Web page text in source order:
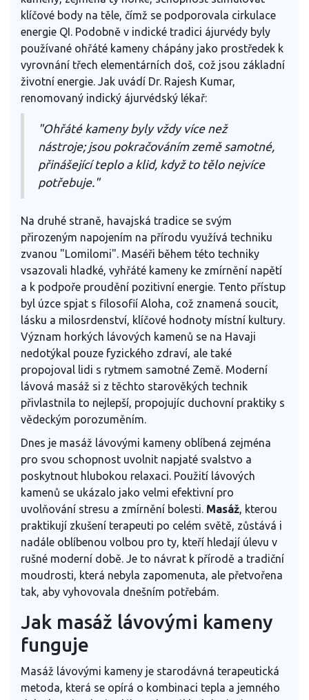
klíčové body na těle, čímž se podporovala cirkulace
energie QI. Podobně v indické tradici ájurvédy byly
používané ohřáté kameny chápány jako prostředek k
vyrovnání třech elementárních doš, což jsou základní
životní energie. Jak uvádí Dr. Rajesh Kumar,
renomovaný indický ájurvédský lékař:
"Ohřáté kameny byly vždy více než
nástroje; jsou pokračováním země samotné,
přinášející teplo a klid, když to tělo nejvíce
potřebuje."
Na druhé straně, havajská tradice se svým
přirozeným napojením na přírodu využívá techniku
zvanou "Lomilomi". Maséři během této techniky
vsazovali hladké, vyhřáté kameny ke zmírnění napětí
a k podpoře proudění pozitivní energie. Tento přístup
byl úzce spjat s filosofií Aloha, což znamená soucit,
lásku a milosrdenství, klíčové hodnoty místní kultury.
Význam horkých lávových kamenů se na Havaji
nedotýkal pouze fyzického zdraví, ale také
propojoval lidi s rytmem samotné Země. Moderní
lávová masáž si z těchto starověkých technik
přivlastnila to nejlepší, propojujíc duchovní praktiky s
vědeckým porozuměním.
Dnes je masáž lávovými kameny oblíbená zejména
pro svou schopnost uvolnit napjaté svalstvo a
poskytnout hlubokou relaxaci. Použití lávových
kamenů se ukázalo jako velmi efektivní pro
uvolňování stresu a zmírnění bolesti. Masáž, kterou
praktikují zkušení terapeuti po celém světě, zůstává i
nadále oblíbenou volbou pro ty, kteří hledají úlevu v
rušné moderní době. Je to návrat k přírodě a tradiční
moudrosti, která nebyla zapomenuta, ale přetvořena
tak, aby vyhovovala dnešním potřebám.
Jak masáž lávovými kameny
funguje
Masáž lávovými kameny je starodávná terapeutická
metoda, která se opírá o kombinaci tepla a jemného